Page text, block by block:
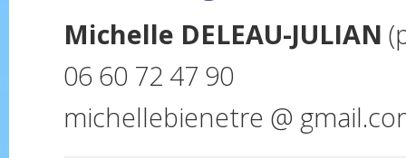
Michelle DELEAU-JULIAN
06 60 72 47 90
michellebienetre @